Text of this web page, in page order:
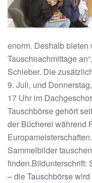
enorm. Deshalb
Tauschnachmittage
Schieber. Die
9. Juli, und
17 Uhr im
Tauschbörse gehört
der Bücherei während
Sammelbilder
finden.Bildunterschrift:
– die Tauschbörse